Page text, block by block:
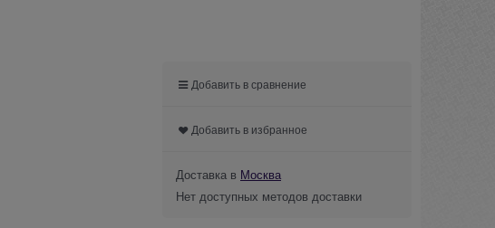
Добавить в сравнение
Добавить в избранное
Доставка в Москва
Нет доступных методов доставки